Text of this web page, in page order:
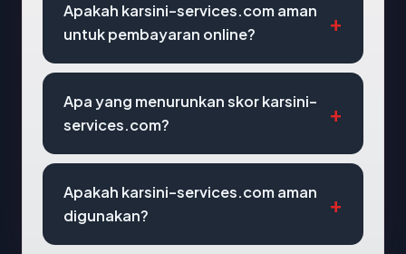
Apakah karsini-services.com aman
untuk pembayaran online?
Apa yang menurunkan skor karsini-
services.com?
Apakah karsini-services.com aman
digunakan?